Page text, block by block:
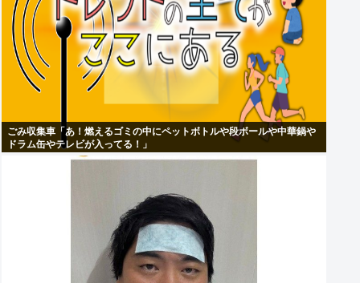
ごみ収集車「あ！燃えるゴミの中にペットボトルや段ボールや中華鍋や
ドラム缶やテレビが入ってる！」